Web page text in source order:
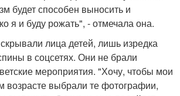
будет способен выносить и
я и буду рожать", - отмечала она.
лица детей, лишь изредка
в соцсетях. Они не брали
мероприятия. "Хочу, чтобы мои
возрасте выбрали те фотографии,